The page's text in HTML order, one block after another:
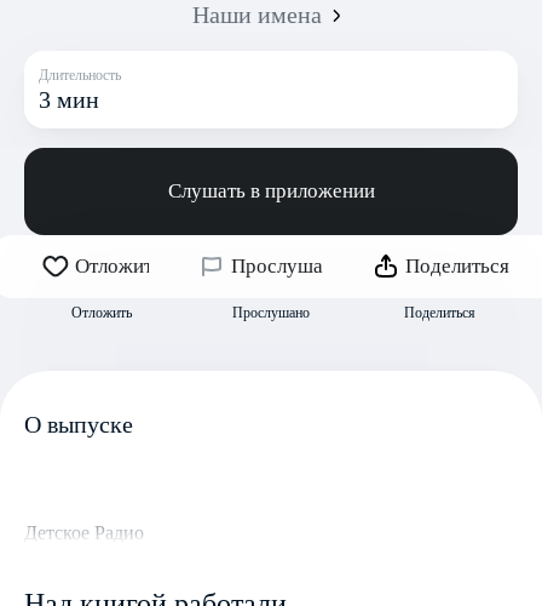
Наши имена
Длительность
3 мин
Слушать в приложении
Отложить
Отложить
Прослушано
Прослушано
Поделиться
Поделиться
О выпуске
Детское Радио